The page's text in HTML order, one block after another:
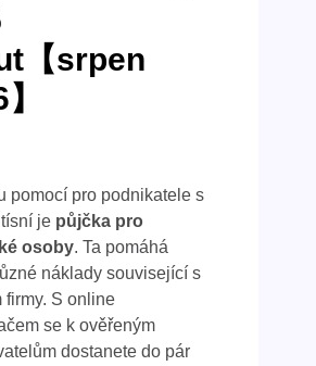
【srpen
pomocí pro podnikatele s
je půjčka pro
osoby. Ta pomáhá
náklady související s
firmy. S online
se k ověřeným
dostanete do pár